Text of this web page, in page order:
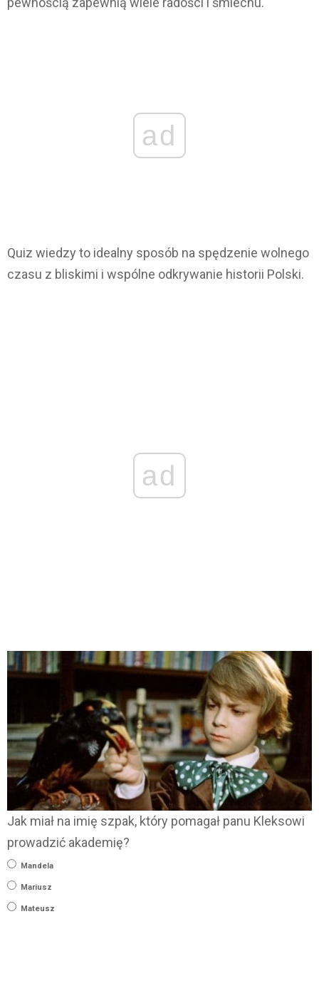
ad
Quiz wiedzy to idealny sposób na spędzenie wolnego
czasu z bliskimi i wspólne odkrywanie historii Polski.
ad
Jak miał na imię szpak, który pomagał panu Kleksowi
prowadzić akademię?
Mandela
Mariusz
Mateusz